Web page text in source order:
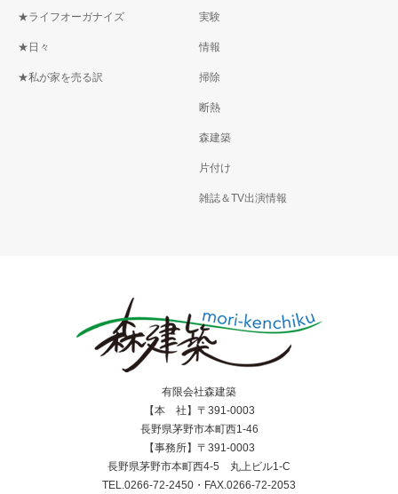
★ライフオーガナイズ
★日々
★私が家を売る訳
実験
情報
掃除
断熱
森建築
片付け
雑誌＆TV出演情報
有限会社森建築
【本 社】〒391-0003
長野県茅野市本町西1-46
【事務所】〒391-0003
長野県茅野市本町西4-5 丸上ビル1-C
TEL.0266-72-2450・FAX.0266-72-2053